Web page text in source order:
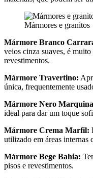
Mármores e granitos
Mármore Branco
veios cinza suaves, é
revestimentos.
Mármore Travertino:
única, frequentemente
Mármore Nero
ideal para dar um toque
Mármore Crema Marfil:
utilizado em áreas internas
Mármore Bege Bahia:
pisos e revestimentos.